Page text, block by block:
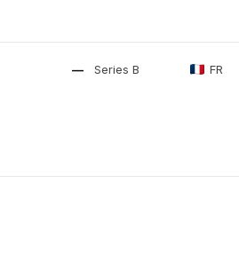
— Series B FR